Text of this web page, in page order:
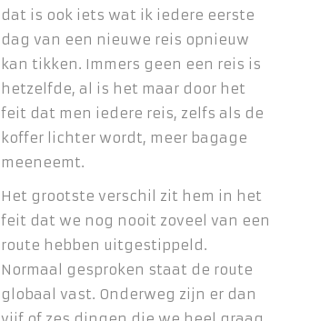
dat is ook iets wat ik iedere eerste
dag van een nieuwe reis opnieuw
kan tikken. Immers geen een reis is
hetzelfde, al is het maar door het
feit dat men iedere reis, zelfs als de
koffer lichter wordt, meer bagage
meeneemt.
Het grootste verschil zit hem in het
feit dat we nog nooit zoveel van een
route hebben uitgestippeld.
Normaal gesproken staat de route
globaal vast. Onderweg zijn er dan